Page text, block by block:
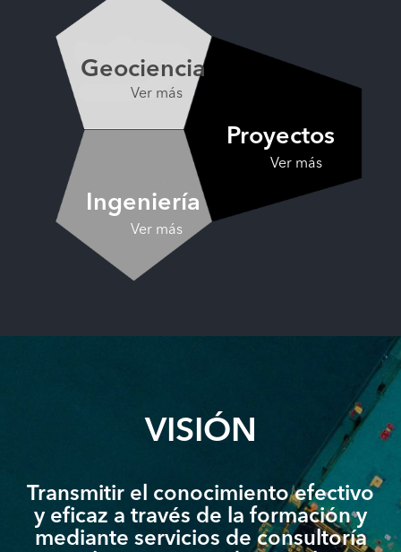
Ver más
Ver más
Ver más
Geociencia
Proyectos
Ingeniería
VISIÓN
Transmitir el conocimiento efectivo
y eficaz a través de la formación y
mediante servicios de consultoría